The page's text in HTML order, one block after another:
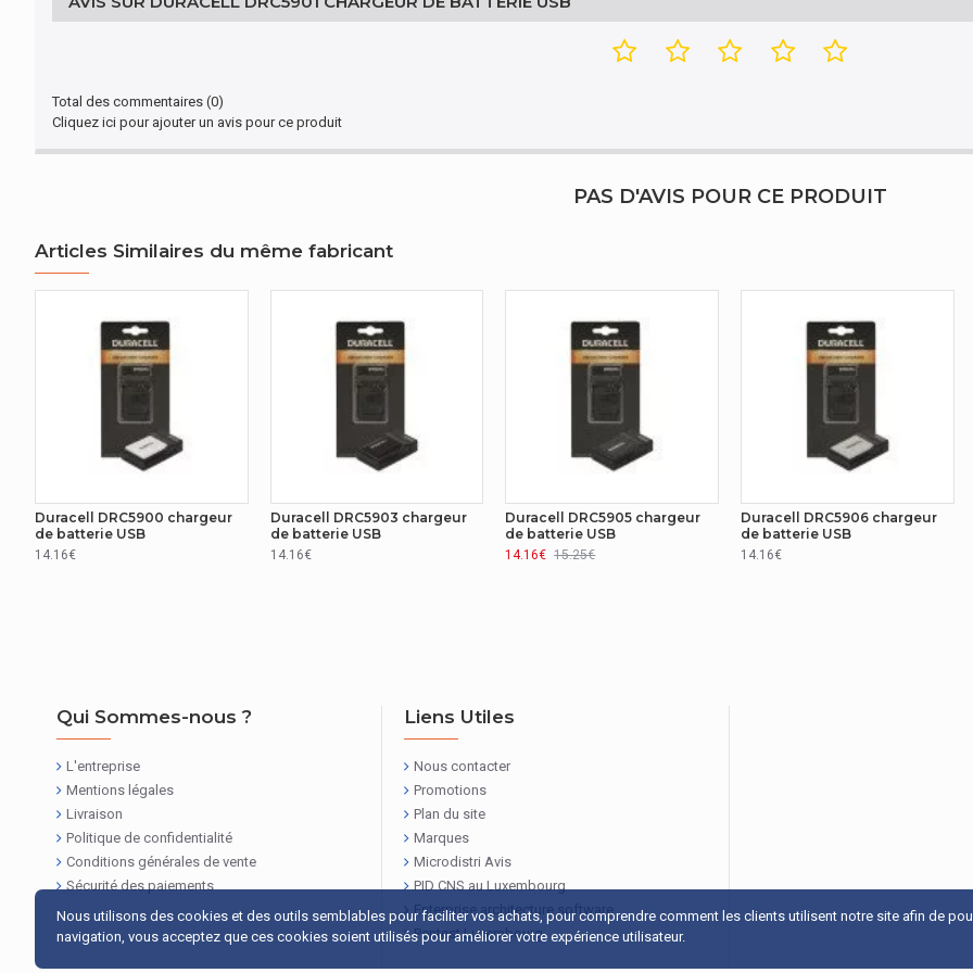
103 mm
Profondeur de l'emballage
PERFORMANCE
Type de source d'alimentation USB
BATTERIE
Tension de charge
Code du système harmonisé 85044055
Total des commentaires (0)
Cliquez ici pour ajouter un avis pour ce produit
PAS D'AVIS POUR CE PRODUIT
Articles Similaires du même fabricant
Duracell DRC5900 chargeur
de batterie USB
14.16€
Duracell DRC5903 chargeur
de batterie USB
14.16€
Duracell DRC5905 chargeur
de batterie USB
14.16€ 15.25€
Duracell DRC5906 chargeur
de batterie USB
14.16€
Qui Sommes-nous ?
L'entreprise
Mentions légales
Livraison
Politique de confidentialité
Conditions générales de vente
Sécurité des paiements
Liens Utiles
Nous contacter
Promotions
Plan du site
Marques
Microdistri Avis
PID CNS au Luxembourg
Enterprise architecture software
Pentest Luxembourg
Nous utilisons des cookies et des outils semblables pour faciliter vos achats, pour comprendre comment les clients utilisent notre site afin de
navigation, vous acceptez que ces cookies soient utilisés pour améliorer votre expérience utilisateur.